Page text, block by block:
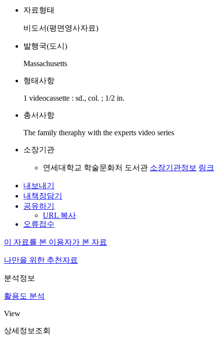
자료형태
비도서(평면영사자료)
발행국(도시)
Massachusetts
형태사항
1 videocassette : sd., col. ; 1/2 in.
총서사항
The family theraphy with the experts video series
소장기관
연세대학교 학술문화처 도서관 소장기관정보 링크
내보내기
내책장담기
공유하기
URL 복사
오류접수
이 자료를 본 이용자가 본 자료
나만을 위한 추천자료
분석정보
활용도 분석
View
상세정보조회